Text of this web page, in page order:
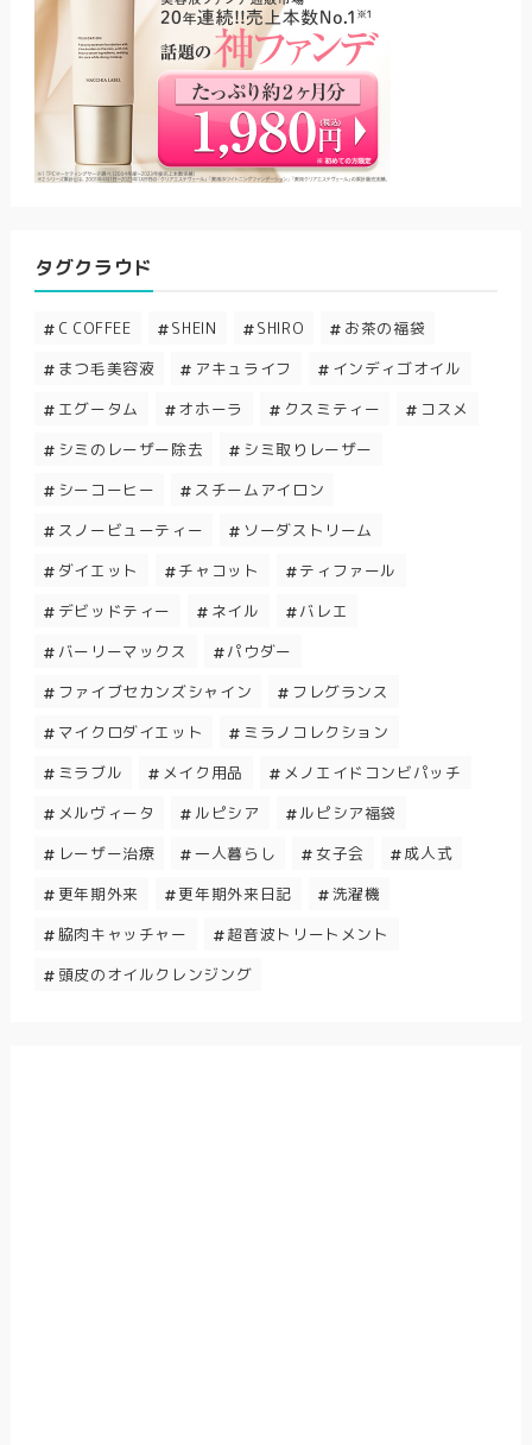
タグクラウド
C COFFEE SHEIN SHIRO
お茶の福袋
まつ毛美容液
アキュライフ
インディゴオイル
エグータム
オホーラ クスミティー
コスメ
シミのレーザー除去
シミ取りレーザー
シーコーヒー
スチームアイロン
スノービューティー
ソーダストリーム
ダイエット
チャコット
ティファール
デビッドティー
ネイル
バレエ
バーリーマックス
パウダー
ファイブセカンズシャイン
フレグランス
マイクロダイエット
ミラノコレクション
ミラブル
メイク用品
メノエイドコンビパッチ
メルヴィータ
ルピシア
ルピシア福袋
レーザー治療
一人暮らし 女子会
成人式
更年期外来
更年期外来日記
洗濯機
脇肉キャッチャー
超音波トリートメント
頭皮のオイルクレンジング